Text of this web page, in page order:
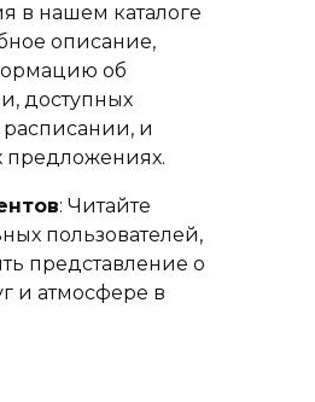
в нашем каталоге
описание,
об
доступных
расписании, и
предложениях.
: Читайте
пользователей,
представление о
и атмосфере в